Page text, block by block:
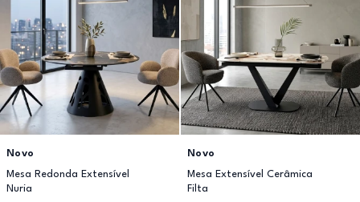
Novo
Mesa Redonda Extensível
Nuria
Novo
Mesa Extensível Cerâmica
Filta